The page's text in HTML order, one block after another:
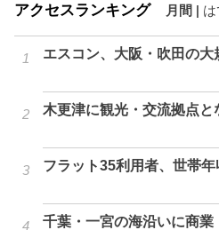
アクセスランキング 月間
エスコン、大阪・吹田の
木更津に観光・交流拠点と
フラット35利用者、世帯年
千葉・一宮の海沿いに商業